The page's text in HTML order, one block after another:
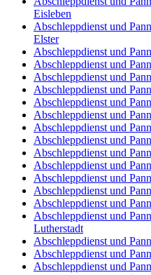
Eisleben
Abschleppdienst und
Elster
Abschleppdienst und
Abschleppdienst und
Abschleppdienst und
Abschleppdienst und
Abschleppdienst und
Abschleppdienst und
Abschleppdienst und
Abschleppdienst und
Abschleppdienst und
Abschleppdienst und
Abschleppdienst und
Abschleppdienst und
Abschleppdienst und
Abschleppdienst und
Lutherstadt
Abschleppdienst und
Abschleppdienst und
Abschleppdienst und